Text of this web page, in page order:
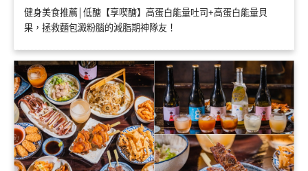
健身美食推薦│低醣【享喫醣】高蛋白能量吐司+高蛋白能量貝
果，拯救麵包澱粉腦的減脂期神隊友！